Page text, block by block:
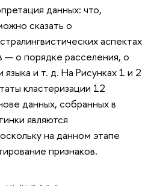
данных: что,
сказать о
аспектах
— о порядке расселения, о
и т. д. На Рисунках 1 и 2
кластеризации 12
данных, собранных в
являются
на данном этапе
признаков.